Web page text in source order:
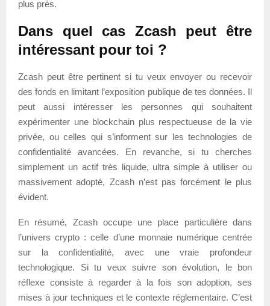
plus près.
Dans quel cas Zcash peut être
intéressant pour toi ?
Zcash peut être pertinent si tu veux envoyer ou recevoir
des fonds en limitant l’exposition publique de tes données. Il
peut aussi intéresser les personnes qui souhaitent
expérimenter une blockchain plus respectueuse de la vie
privée, ou celles qui s’informent sur les technologies de
confidentialité avancées. En revanche, si tu cherches
simplement un actif très liquide, ultra simple à utiliser ou
massivement adopté, Zcash n’est pas forcément le plus
évident.
En résumé, Zcash occupe une place particulière dans
l’univers crypto : celle d’une monnaie numérique centrée
sur la confidentialité, avec une vraie profondeur
technologique. Si tu veux suivre son évolution, le bon
réflexe consiste à regarder à la fois son adoption, ses
mises à jour techniques et le contexte réglementaire. C’est